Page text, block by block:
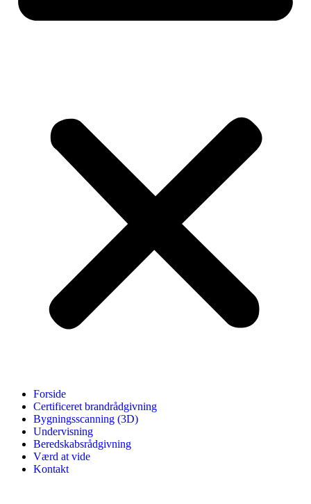
Forside
Certificeret brandrådgivning
Bygningsscanning (3D)
Undervisning
Beredskabsrådgivning
Værd at vide
Kontakt